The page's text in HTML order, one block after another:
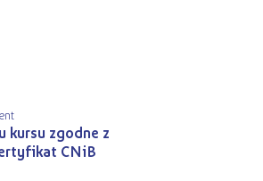
kursu zgodne z
CNiB